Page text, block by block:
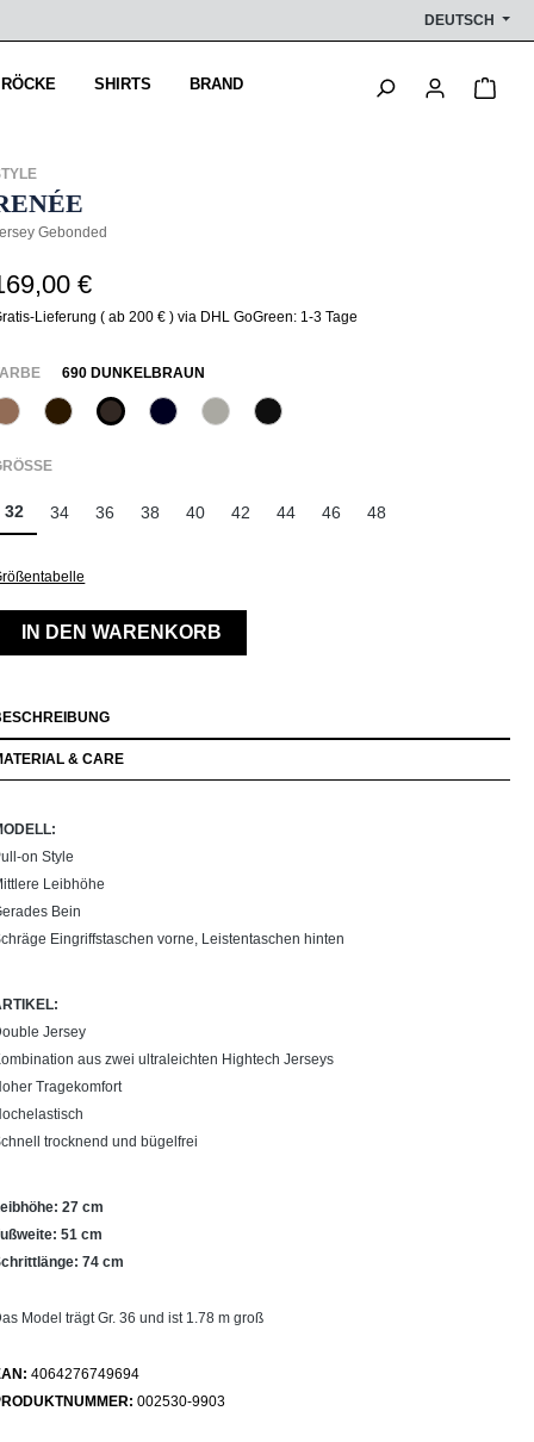
DEUTSCH
SHIRTS BRAND
Gebonded
€
Lieferung ( ab 200 € ) via DHL GoGreen: 1-3 Tage
AUSWÄHLEN
690 DUNKELBRAUN
614 Toffee647 Brownie690 Dunkelbraun
890 Marine917 Lila Grau
(Diese Option ist zurzeit nicht verfügbar.)
990 Schwarz
AUSWÄHLEN
32 34 36 38 40 42 44 46 48
IN DEN WARENKORB
& CARE
on Style
Leibhöhe
Bein
Eingriffstaschen vorne, Leistentaschen hinten
Jersey
aus zwei ultraleichten Hightech Jerseys
Tragekomfort
trocknend und bügelfrei
27 cm
51 cm
74 cm
Model trägt Gr. 36 und ist 1.78 m groß
4064276749694
002530-9903